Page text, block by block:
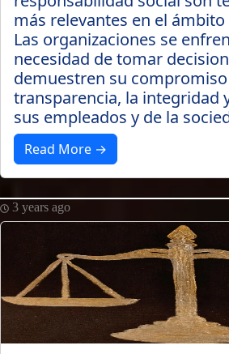
más relevantes en el
Las organizaciones se
necesidad de tomar
demuestren su
transparencia, la integridad
sus empleados y de la
Read More →
3 years ago